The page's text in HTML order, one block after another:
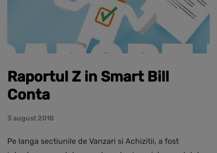
Raportul Z in Smart Bill
Conta
3 august 2018
Pe langa sectiunile de Vanzari si Achizitii, a fost